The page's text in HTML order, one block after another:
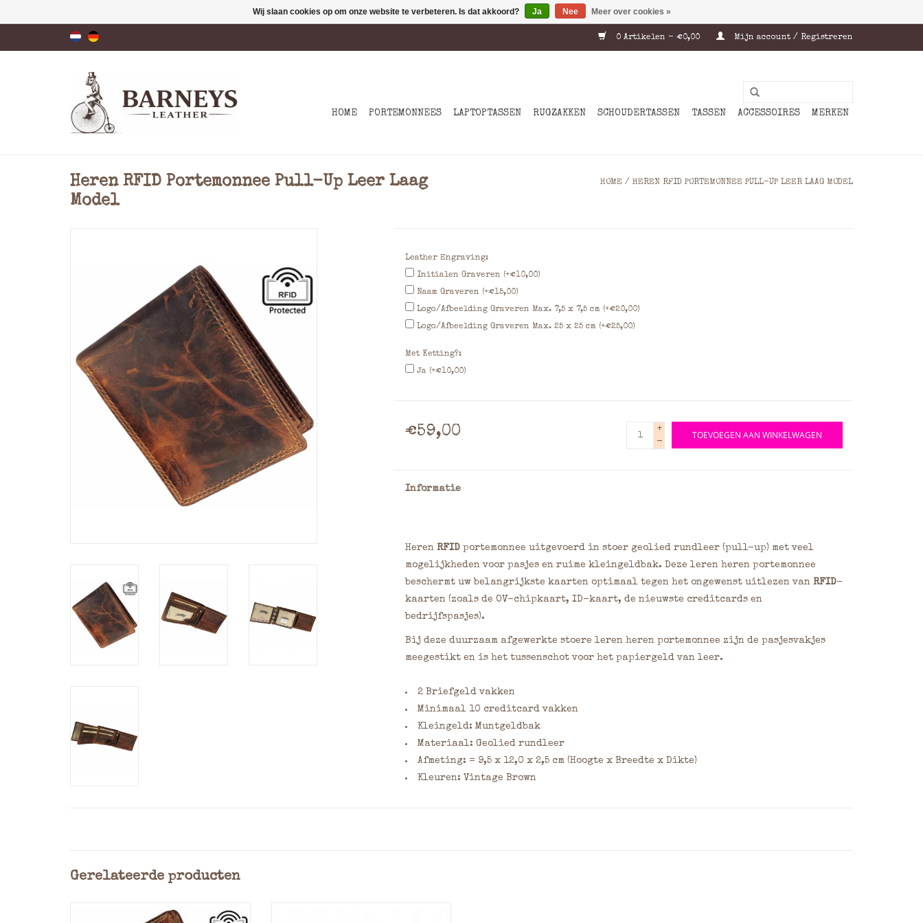
0 Artikelen - €0,00 Mijn account / Registreren
HOME PORTEMONNEES LAPTOPTASSEN RUGZAKKEN SCHOUDERTASSEN TASSEN ACCESSOIRES MERKEN
Heren RFID Portemonnee Pull-Up Leer Laag
Model
HOME / HEREN RFID PORTEMONNEE PULL-UP LEER LAAG MODEL
Leather Engraving:
Initialen Graveren (+€10,00)
Naam Graveren (+€15,00)
Logo/Afbeelding Graveren Max. 7,5 x 7,5 cm (+€20,00)
Logo/Afbeelding Graveren Max. 25 x 25 cm (+€25,00)
Met Ketting?:
Ja (+€10,00)
€59,00
+
-
TOEVOEGEN AAN WINKELWAGEN
Informatie
Heren RFIDportemonnee uitgevoerd in stoer geolied rundleer (pull-up) met veel
mogelijkheden voor pasjes en ruime kleingeldbak. Deze leren heren portemonnee
beschermt uw belangrijkste kaarten optimaal tegen het ongewenst uitlezen van RFID-
kaarten (zoals de OV-chipkaart, ID-kaart, de nieuwste creditcards en
bedrijfspasjes).
Bij deze duurzaam afgewerkte stoere leren heren portemonnee zijn de pasjesvakjes
meegestikt en is het tussenschot voor het papiergeld van leer.
2 Briefgeld vakken
Minimaal 10 creditcard vakken
Kleingeld: Muntgeldbak
Materiaal: Geolied rundleer
Afmeting: = 9,5 x 12,0 x 2,5 cm (Hoogte x Breedte x Dikte)
Kleuren: Vintage Brown
Gerelateerde producten
Heren RFID portemonnee uitgevoerd
Wij slaan cookies op om onze website te verbeteren. Is dat akkoord? Ja Nee Meer over cookies »